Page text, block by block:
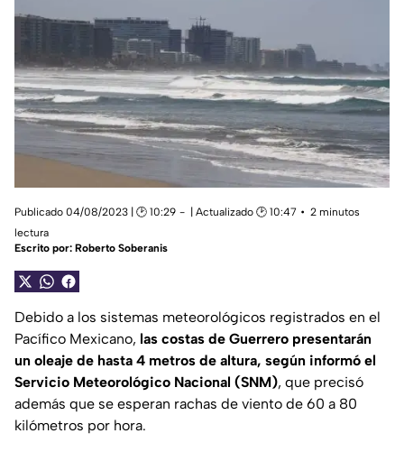
Publicado 04/08/2023 | 🕑 10:29 | Actualizado 🕑 10:47
2 minutos
lectura
Escrito por: Roberto Soberanis
Debido a los sistemas meteorológicos registrados en el
Pacífico Mexicano, las costas de Guerrero presentarán
un oleaje de hasta 4 metros de altura, según informó el
Servicio Meteorológico Nacional (SNM), que precisó
además que se esperan rachas de viento de 60 a 80
kilómetros por hora.